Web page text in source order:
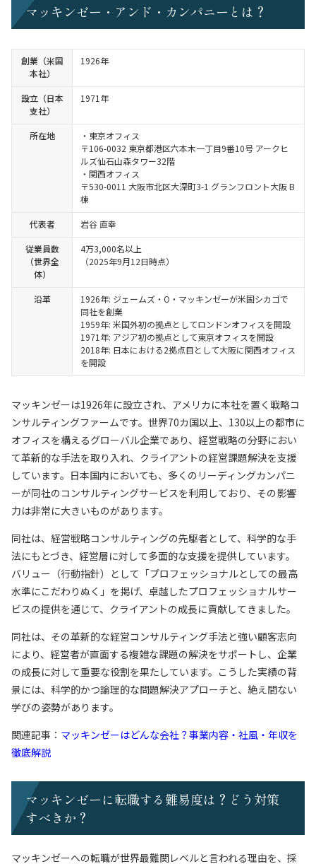
マッキンゼー・アンド・カンパニーとは？
創業（米国
本社）
1926年
設立（日本
支社）
1971年
所在地
・東京オフィス
〒106-0032 東京都港区六本木一丁目9番10号 アークヒ
ルズ仙石山森タワー32階
・関西オフィス
〒530-0011 大阪市北区大深町3-1 グランフロント大阪 B
棟
代表者 岩谷 直幸
従業員数
（世界全
体）
4万3,000名以上
（2025年9月12日時点）
沿革
1926年: ジェームズ・O・マッキンゼーが米国シカゴで
同社を創業
1959年: 米国外初の拠点としてロンドンオフィスを開設
1971年: アジア初の拠点として東京オフィスを開設
2018年: 日本における2拠点目として大阪に関西オフィス
を開設
マッキンゼーは1926年に設立され、アメリカに本社を置く戦略コ
ンサルティングファームです。世界70カ国以上、130以上の都市に
オフィスを構えるグローバル企業であり、経営戦略の分野におい
て革新的な手法を取り入れ、クライアントの経営課題解決を支援
しています。日本国内においても、多くのリーディングカンパニ
ーが同社のコンサルティングサービスを利用しており、その影響
力は非常に大きいものがあります。
同社は、経営戦略コンサルティングの先駆者として、科学的な手
法にもとづき、経営層に対して多面的な支援を提供しています。
バリュー（行動指針）として「プロフェッショナルとしての最高
水準にこだわりぬく」を掲げ、卓越したプロフェッショナルサー
ビスの提供を通じて、クライアントの成長に貢献してきました。
同社は、その革新的な経営コンサルティング手法と強い顧客志向
により、経営者が直面する複雑な課題の解決をサポートし、企業
の成長に対して重要な役割を果たしています。こうした実績の背
景には、科学的かつ論理的な問題解決アプローチと、絶え間ない
学びの姿勢があります。
関連記事： マッキンゼーはどんな会社？事業内容・社風・年収を
徹底解説
マッキンゼーに転職する難易度は？どう対策
すべきか？
マッキンゼーへの転職が世界最難関レベルと言われる理由を、採